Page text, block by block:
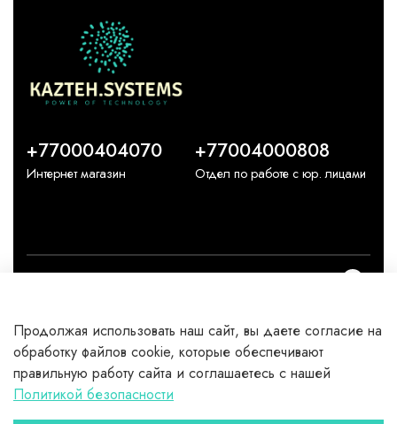
Каталог
Клиентам
+77000404070
Интернет магазин
+77004000808
Отдел по работе с юр. лицами
Продолжая использовать наш сайт, вы даете согласие на
обработку файлов cookie, которые обеспечивают
правильную работу сайта и соглашаетесь с нашей
Политикой безопасности